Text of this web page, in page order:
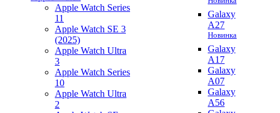
Apple Watch Series
11
Apple Watch SE 3
(2025)
Apple Watch Ultra
3
Apple Watch Series
10
Apple Watch Ultra
2
Galaxy
A27
Новинка
Galaxy
A17
Galaxy
A07
Galaxy
A56